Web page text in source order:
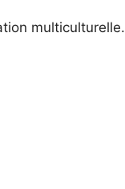
multiculturelle.